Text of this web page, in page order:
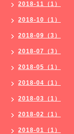
2018-11（1）
2018-10（1）
2018-09（3）
2018-07（3）
2018-05（1）
2018-04（1）
2018-03（1）
2018-02（1）
2018-01（1）